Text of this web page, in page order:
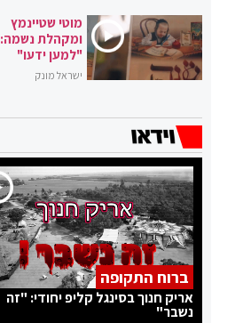
מוטי שטיינמץ
ומקהלת נשמה:
"למען ידעו"
ישראל מונק
ברוח התקופה
אריק חנוך בסינגל קליפ יחודי: "זה
נשבר"